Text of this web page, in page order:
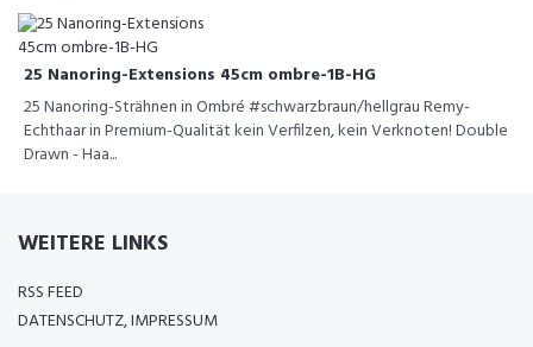
25 Nanoring-Extensions 45cm ombre-1B-HG
25 Nanoring-Strähnen in Ombré #schwarzbraun/hellgrau Remy-
Echthaar in Premium-Qualität kein Verfilzen, kein Verknoten! Double
Drawn - Haa...
WEITERE LINKS
RSS FEED
DATENSCHUTZ, IMPRESSUM